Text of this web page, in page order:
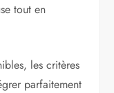
tout en
les critères
parfaitement